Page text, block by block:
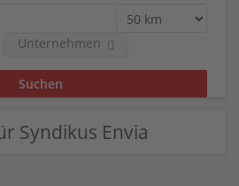
Unternehmen
Syndikus Envia